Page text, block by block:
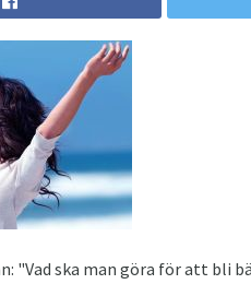
"Vad ska man göra för att bli